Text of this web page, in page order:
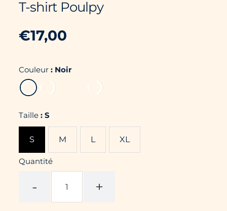
T-shirt Poulpy
Prix
habituel
€17,00
PRIX
UNITAIRE
/
PAR
Couleur: Noir
Taille:S
S M L XL
Quantité
- +